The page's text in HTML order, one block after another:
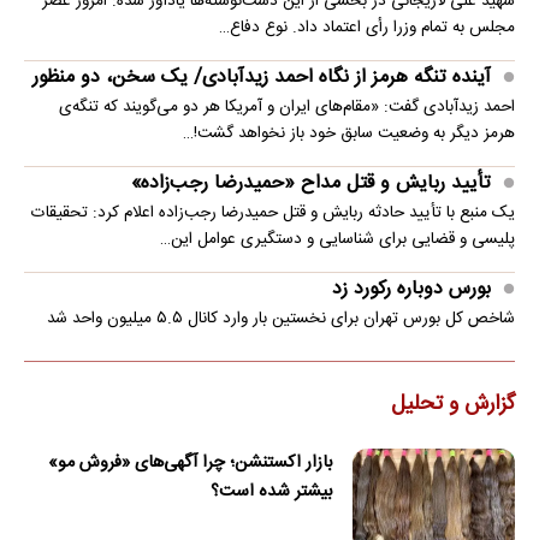
مجلس به تمام وزرا رأی اعتماد داد. نوع دفاع…
آینده تنگه هرمز از نگاه احمد زیدآبادی/ یک سخن، دو منظور
احمد زیدآبادی گفت: «مقام‌های ایران و آمریکا هر دو می‌گویند که تنگه‌ی
هرمز دیگر به وضعیت سابق خود باز نخواهد گشت!…
تأیید ربایش و قتل مداح «حمیدرضا رجب‌زاده»
یک منبع با تأیید حادثه ربایش و قتل حمیدرضا رجب‌زاده اعلام کرد: تحقیقات
پلیسی و قضایی برای شناسایی و دستگیری عوامل این…
بورس دوباره رکورد زد
شاخص کل بورس تهران برای نخستین ‌بار وارد کانال ۵.۵ میلیون واحد شد
گزارش و تحلیل
بازار اکستنشن؛ چرا آگهی‌های «فروش مو»
بیشتر شده است؟